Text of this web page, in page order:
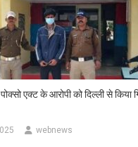
एक्ट के आरोपी को दिल्ली से किया
webnews